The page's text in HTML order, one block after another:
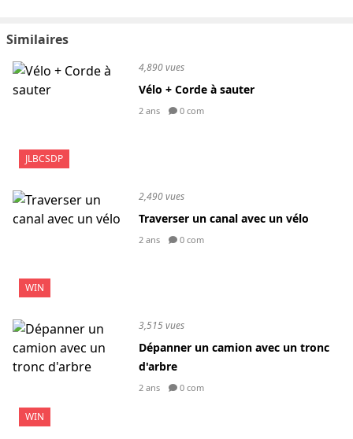
Similaires
JLBCSDP
4,890 vues
Vélo + Corde à sauter
2 ans 0 com
WIN
2,490 vues
Traverser un canal avec un vélo
2 ans 0 com
WIN
3,515 vues
Dépanner un camion avec un tronc
d'arbre
2 ans 0 com